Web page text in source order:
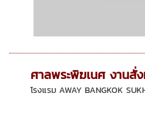
ศาลพระพิฆเนศ งานสั่
โรงแรม AWAY BANGKOK